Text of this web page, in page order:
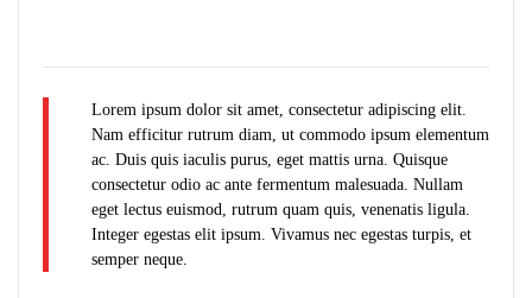
Lorem ipsum dolor sit amet, consectetur adipiscing elit.
Nam efficitur rutrum diam, ut commodo ipsum elementum
ac. Duis quis iaculis purus, eget mattis urna. Quisque
consectetur odio ac ante fermentum malesuada. Nullam
eget lectus euismod, rutrum quam quis, venenatis ligula.
Integer egestas elit ipsum. Vivamus nec egestas turpis, et
semper neque.